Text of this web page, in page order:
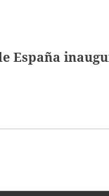
España